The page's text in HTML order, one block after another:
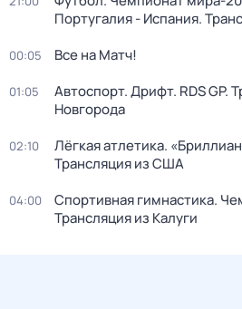
Португалия - Испания.
00:05 Все на Матч!
01:05
Автоспорт. Дрифт. RDS GP.
Новгорода
02:10
Лёгкая атлетика.
Трансляция из США
04:00
Спортивная гимнастика.
Трансляция из Калуги